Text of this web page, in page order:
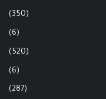
(350)
(6)
(520)
(6)
(287)